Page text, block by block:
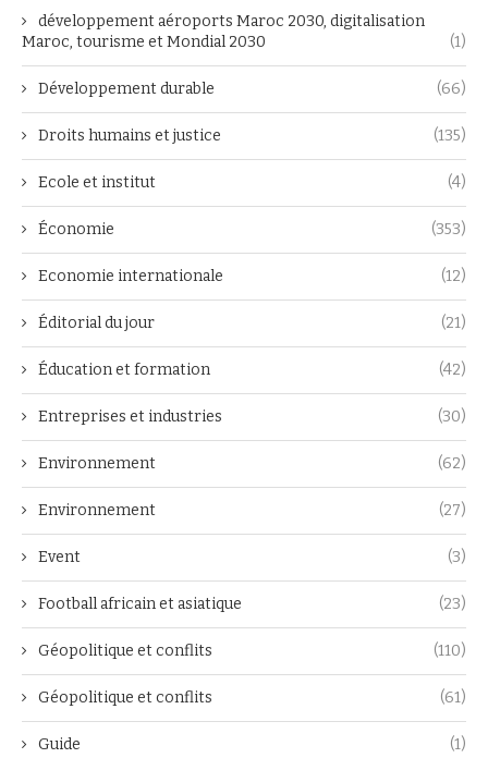
développement aéroports Maroc 2030, digitalisation
Maroc, tourisme et Mondial 2030
(1)
Développement durable (66)
Droits humains et justice (135)
Ecole et institut (4)
Économie (353)
Economie internationale (12)
Éditorial du jour (21)
Éducation et formation (42)
Entreprises et industries (30)
Environnement (62)
Environnement (27)
Event (3)
Football africain et asiatique (23)
Géopolitique et conflits (110)
Géopolitique et conflits (61)
Guide (1)